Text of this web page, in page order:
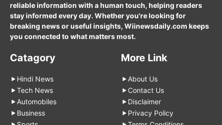
reliable information with a human touch, helping readers
stay informed every day. Whether you're looking for
breaking news or useful insights, Wiinewsdaily.com keeps
you connected to what matters most.
Catagory
Hindi News
Tech News
Automobiles
Business
More Link
About Us
Contact Us
Disclaimer
Privacy Policy